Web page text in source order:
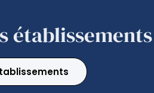
établissements